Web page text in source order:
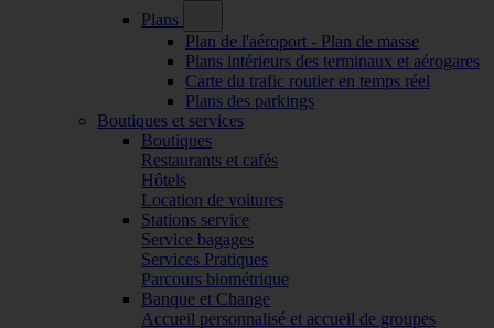
Plans
Plan de l'aéroport - Plan de masse
Plans intérieurs des terminaux et aérogares
Carte du trafic routier en temps réel
Plans des parkings
Boutiques et services
Boutiques
Restaurants et cafés
Hôtels
Location de voitures
Stations service
Service bagages
Services Pratiques
Parcours biométrique
Banque et Change
Accueil personnalisé et accueil de groupes